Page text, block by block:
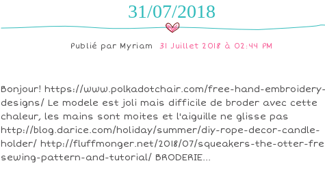
31/07/2018
Publié par Myriam 31 Juillet 2018 à 02:44 PM
Bonjour! https://www.polkadotchair.com/free-hand-
designs/ Le modele est joli mais difficile de broder avec cette
chaleur, les mains sont moites et l'aiguille ne glisse pas
http://blog.darice.com/holiday/summer/diy-rope-decor-candle-
holder/ http://fluffmonger.net/2018/07/squeakers-the-otter-
sewing-pattern-and-tutorial/ BRODERIE...